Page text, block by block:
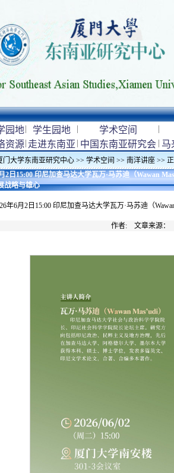
园地| 学生园地 | 学术空间 |
资源| 走进东南亚 | 中国东南亚研究会 | 马
门大学东南亚研究中心 >> 学术空间 >> 南洋讲座 >>
2日15:00 印尼加查马达大学瓦万·马苏迪（Wawan
战略与雄心
年6月2日15:00 印尼加查马达大学瓦万·马苏迪（
作者: 文章来源：